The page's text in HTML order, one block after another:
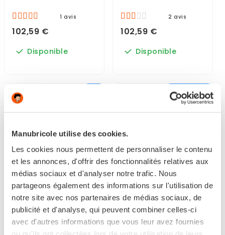
Manubricole utilise des cookies.
Les cookies nous permettent de personnaliser le contenu
et les annonces, d'offrir des fonctionnalités relatives aux
médias sociaux et d'analyser notre trafic. Nous
partageons également des informations sur l'utilisation de
notre site avec nos partenaires de médias sociaux, de
publicité et d'analyse, qui peuvent combiner celles-ci
avec d'autres informations que vous leur avez fournies
1 avis
102,59 €
Disponible
2 avis
102,59 €
Disponible
LASURE 5L NOIR TRÈS
LONGUE DURÉE
ENVIRONNEMENT...
TRÈS LONGUE DURÉE...
Chêne clair